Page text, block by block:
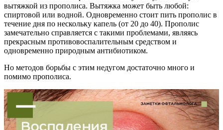
вытяжкой из прополиса. Вытяжка может быть любой:
спиртовой или водной. Одновременно стоит пить прополис в
течение дня по нескольку капель (от 20 до 40). Прополис
замечательно справляется с такими проблемами, являясь
прекрасным противовоспалительным средством и
одновременно природным антибиотиком.
Но методов борьбы с этим недугом достаточно много и
помимо прополиса.